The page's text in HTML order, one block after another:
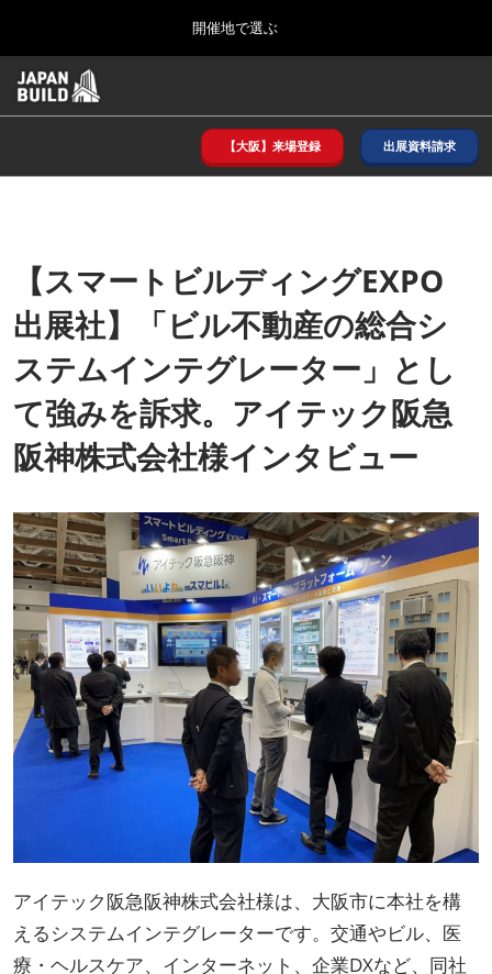
ッ
プ
し
進
to
close
the
開催地で選ぶ
12月_東京
2026年12月02日
東京ビッグサイト/Tokyo Big Sight
3月_建設DX展＋（プラス）
2027年03月17日
東京ビッグサイト/Tokyo Big Sight
ー
バ
ル
ナ
ョ
ン
を
折
り
た
た
む
【大阪】来場登録 出展資料請求
【スマートビルディングEXPO
出展社】「ビル不動産の総合シ
ステムインテグレーター」とし
て強みを訴求。アイテック阪急
阪神株式会社様インタビュー
アイテック阪急阪神株式会社様は、大阪市に本社を構
えるシステムインテグレーターです。交通やビル、医
療・ヘルスケア、インターネット、企業DXなど、同社